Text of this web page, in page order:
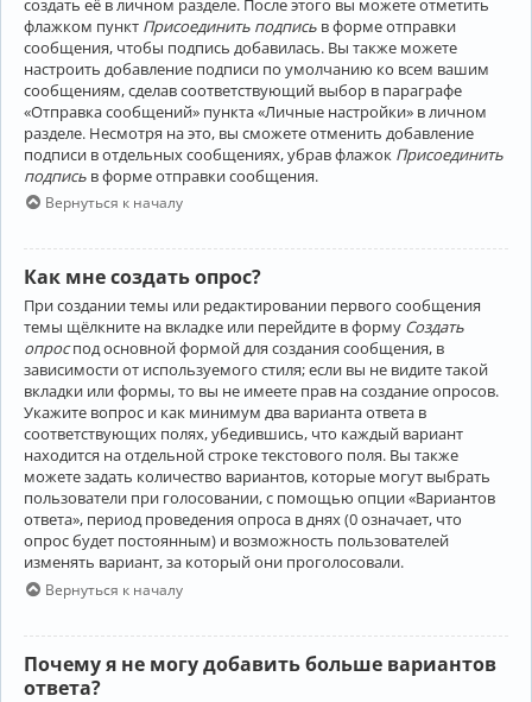
флажком пункт Присоединить подпись в форме отправки
сообщения, чтобы подпись добавилась. Вы также можете
настроить добавление подписи по умолчанию ко всем вашим
сообщениям, сделав соответствующий выбор в параграфе
«Отправка сообщений» пункта «Личные настройки» в личном
разделе. Несмотря на это, вы сможете отменить добавление
подписи в отдельных сообщениях, убрав флажок Присоединить
подпись в форме отправки сообщения.
Вернуться к началу
Как мне создать опрос?
При создании темы или редактировании первого сообщения
темы щёлкните на вкладке или перейдите в форму Создать
опроспод основной формой для создания сообщения, в
зависимости от используемого стиля; если вы не видите такой
вкладки или формы, то вы не имеете прав на создание опросов.
Укажите вопрос и как минимум два варианта ответа в
соответствующих полях, убедившись, что каждый вариант
находится на отдельной строке текстового поля. Вы также
можете задать количество вариантов, которые могут выбрать
пользователи при голосовании, с помощью опции «Вариантов
ответа», период проведения опроса в днях (0 означает, что
опрос будет постоянным) и возможность пользователей
изменять вариант, за который они проголосовали.
Вернуться к началу
Почему я не могу добавить больше вариантов
ответа?